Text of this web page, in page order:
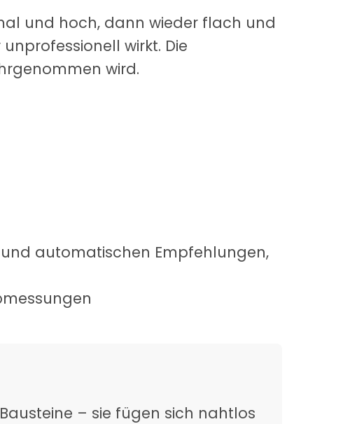
und hoch, dann wieder flach und
wirkt. Die
wird.
automatischen Empfehlungen,
– sie fügen sich nahtlos